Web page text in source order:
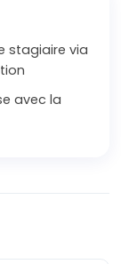
stagiaire via
avec la